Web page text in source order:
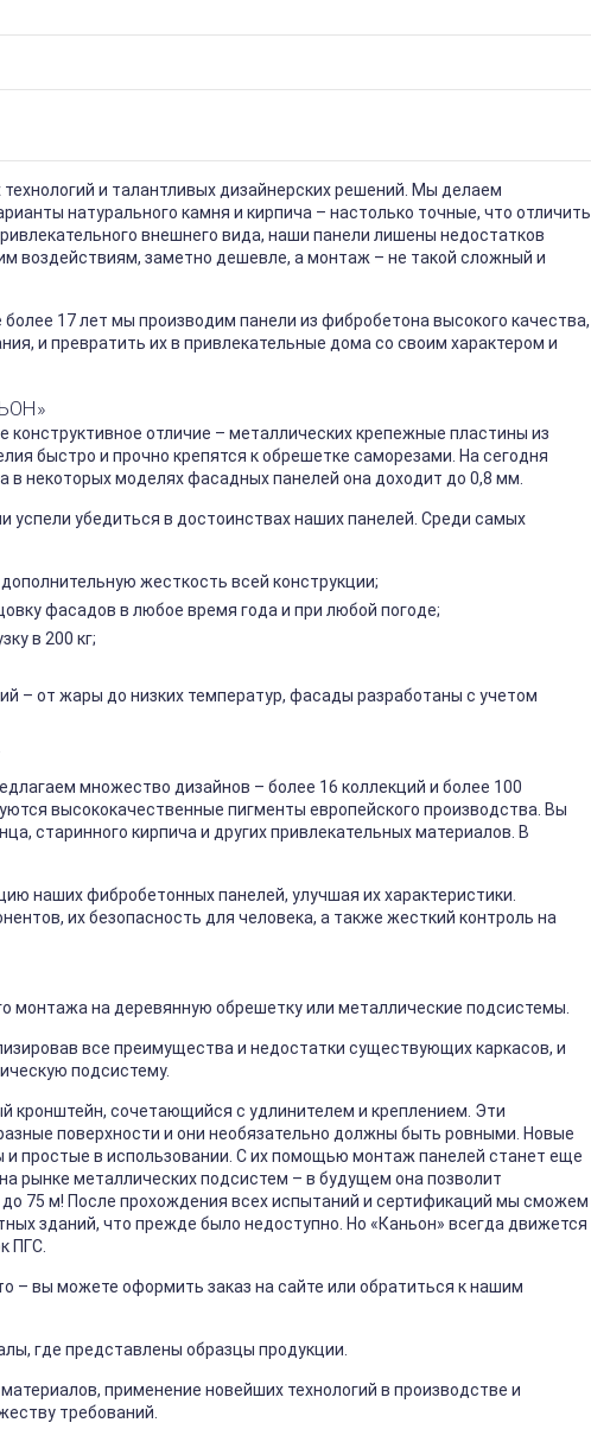
и талантливых дизайнерских решений. Мы делаем
натурального камня и кирпича – настолько точные, что отличить
внешнего вида, наши панели лишены недостатков
воздействиям, заметно дешевле, а монтаж – не такой сложный и
17 лет мы производим панели из фибробетона высокого качества,
и превратить их в привлекательные дома со своим характером и
отличие – металлических крепежные пластины из
быстро и прочно крепятся к обрешетке саморезами. На сегодня
в некоторых моделях фасадных панелей она доходит до 0,8 мм.
успели убедиться в достоинствах наших панелей. Среди самых
жесткость всей конструкции;
фасадов в любое время года и при любой погоде;
в 200 кг;
– от жары до низких температур, фасады разработаны с учетом
множество дизайнов – более 16 коллекций и более 100
высококачественные пигменты европейского производства. Вы
старинного кирпича и других привлекательных материалов. В
наших фибробетонных панелей, улучшая их характеристики.
их безопасность для человека, а также жесткий контроль на
монтажа на деревянную обрешетку или металлические подсистемы.
все преимущества и недостатки существующих каркасов, и
подсистему.
кронштейн, сочетающийся с удлинителем и креплением. Эти
поверхности и они необязательно должны быть ровными. Новые
простые в использовании. С их помощью монтаж панелей станет еще
рынке металлических подсистем – в будущем она позволит
75 м! После прохождения всех испытаний и сертификаций мы сможем
зданий, что прежде было недоступно. Но «Каньон» всегда движется
ПГС.
– вы можете оформить заказ на сайте или обратиться к нашим
где представлены образцы продукции.
применение новейших технологий в производстве и
требований.